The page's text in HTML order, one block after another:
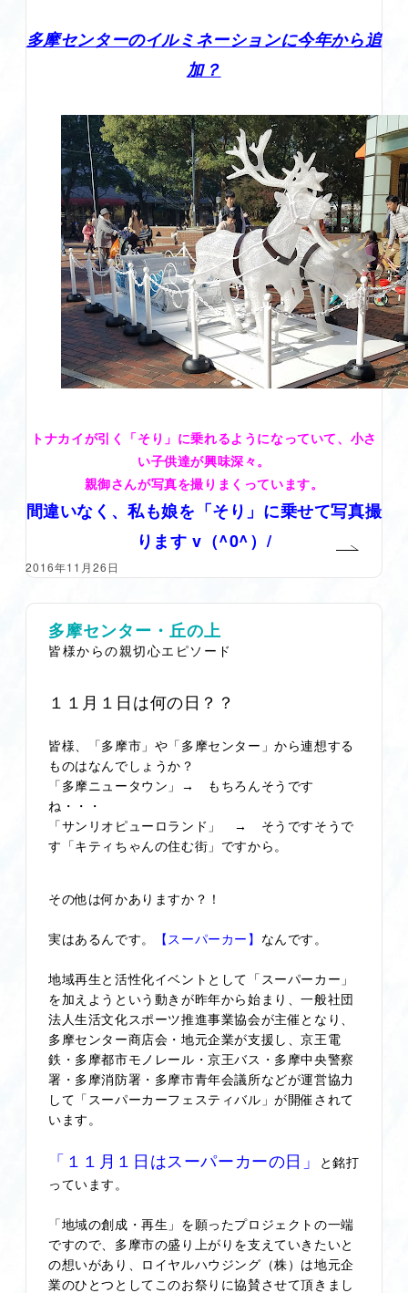
多摩センターのイルミネーションに今年から追
加？
トナカイが引く「そり」に乗れるようになっていて、小さ
い子供達が興味深々。
親御さんが写真を撮りまくっています。
間違いなく、私も娘を「そり」に乗せて写真撮
ります v（^0^）/
2016年11月26日
多摩センター・丘の上
皆様からの親切心エピソード
１１月１日は何の日？？
皆様、「多摩市」や「多摩センター」から連想する
ものはなんでしょうか？
「多摩ニュータウン」→ もちろんそうです
ね・・・
「サンリオピューロランド」 → そうですそうで
す「キティちゃんの住む街」ですから。
その他は何かありますか？！
実はあるんです。 【スーパーカー】 なんです。
地域再生と活性化イベントとして「スーパーカー」
を加えようという動きが昨年から始まり、一般社団
法人生活文化スポーツ推進事業協会が主催となり、
多摩センター商店会・地元企業が支援し、京王電
鉄・多摩都市モノレール・京王バス・多摩中央警察
署・多摩消防署・多摩市青年会議所などが運営協力
して「スーパーカーフェスティバル」が開催されて
います。
「 １１月１日はスーパーカーの日」
と銘打
っています。
「地域の創成・再生」を願ったプロジェクトの一端
ですので、 多摩市の盛り上がりを支えていきたいと
の想いがあり、
ロイヤルハウジング（株）は地元企
業のひとつとしてこのお祭りに協賛させて頂きまし